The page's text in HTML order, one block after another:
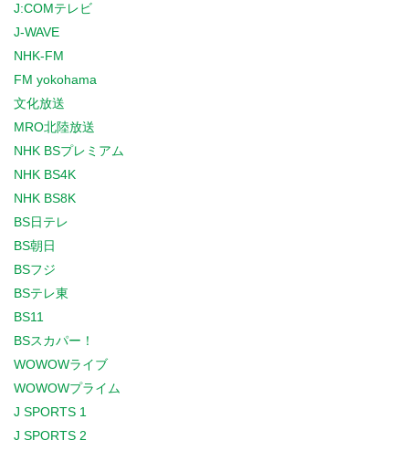
J:COMテレビ
J-WAVE
NHK-FM
FM yokohama
文化放送
MRO北陸放送
NHK BSプレミアム
NHK BS4K
NHK BS8K
BS日テレ
BS朝日
BSフジ
BSテレ東
BS11
BSスカパー！
WOWOWライブ
WOWOWプライム
J SPORTS 1
J SPORTS 2